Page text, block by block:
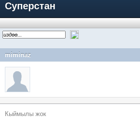
Суперстан
miminaz
Кыймылы жок